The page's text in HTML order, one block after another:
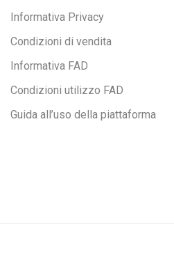
Informativa Privacy
Condizioni di vendita
Informativa FAD
Condizioni utilizzo FAD
Guida all’uso della piattaforma